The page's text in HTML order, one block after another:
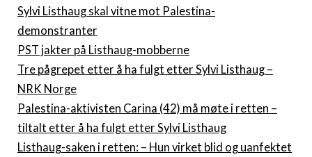
Sylvi Listhaug skal vitne mot Palestina-
demonstranter
PST jakter på Listhaug-mobberne
Tre pågrepet etter å ha fulgt etter Sylvi Listhaug –
NRK Norge
Palestina-aktivisten Carina (42) må møte i retten –
tiltalt etter å ha fulgt etter Sylvi Listhaug
Listhaug-saken i retten: – Hun virket blid og uanfektet